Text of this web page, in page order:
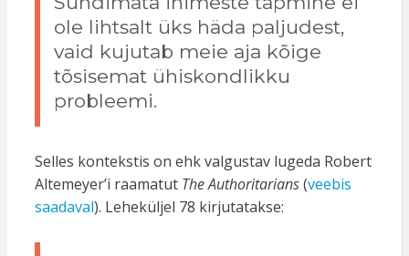
ole lihtsalt üks häda paljudest,
vaid kujutab meie aja kõige
tõsisemat ühiskondlikku
probleemi.
Selles kontekstis on ehk valgustav lugeda Robert
Altemeyer’i raamatut The Authoritarians(veebis
saadaval). Leheküljel 78 kirjutatakse: